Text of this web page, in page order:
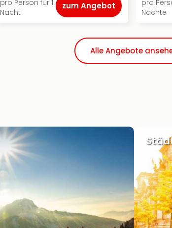
pro Person für 1
Nacht
zum Angebot
pro
Nächte
Alle Angebote